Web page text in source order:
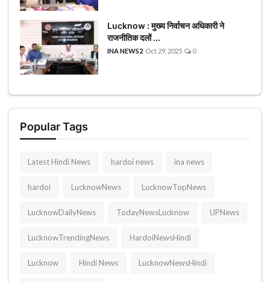
जुर्म
विशेष स्टोरी
अजब गजब
कृषि
नई दिल्ली
क्रिकेट
वायरल न्यूज़
Lucknow : मुख्य निर्वाचन अधिकारी ने
राजनीतिक दलों ...
INA NEWS2 Oct 29, 2025 0
Popular Tags
Latest Hindi News hardoi news ina news
hardoi LucknowNews LucknowTopNews
LucknowDailyNews TodayNewsLucknow UPNews
LucknowTrendingNews HardoiNewsHindi
Lucknow Hindi News LucknowNewsHindi